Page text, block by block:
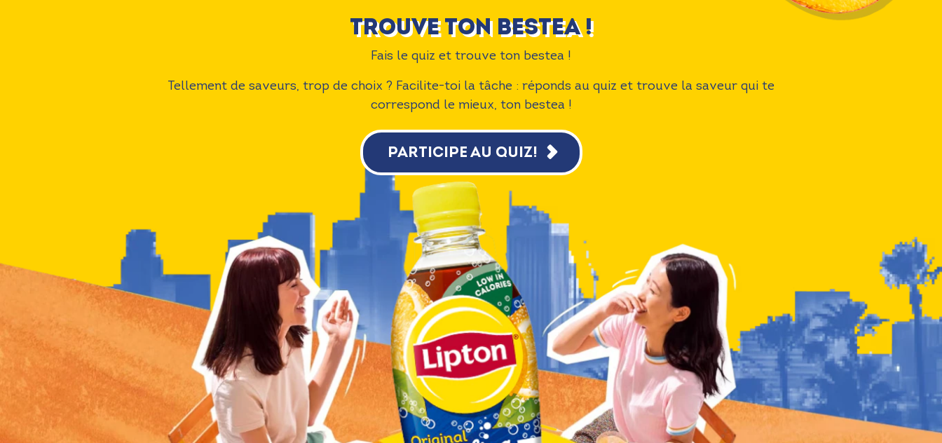
Trouve ton bestea !
Fais le quiz et trouve ton bestea !
Tellement de saveurs, trop de choix ? Facilite-toi la tâche : réponds au quiz et trouve la saveur qui te
correspond le mieux, ton bestea !
PARTICIPE AU QUIZ!